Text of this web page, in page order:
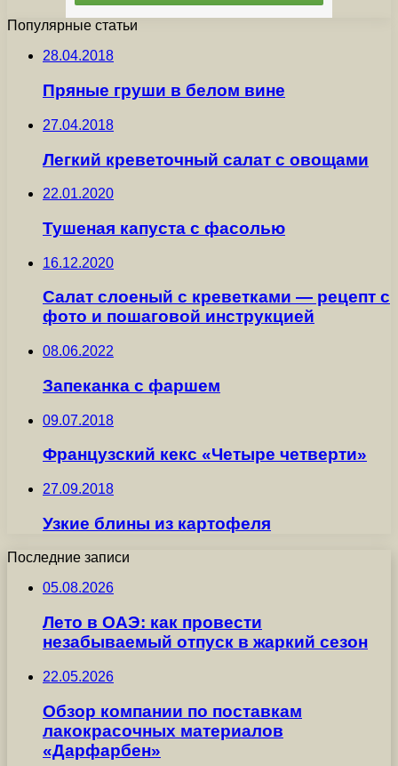
Популярные статьи
28.04.2018
Пряные груши в белом вине
27.04.2018
Легкий креветочный салат с овощами
22.01.2020
Тушеная капуста с фасолью
16.12.2020
Салат слоеный с креветками — рецепт с
фото и пошаговой инструкцией
08.06.2022
Запеканка с фаршем
09.07.2018
Французский кекс «Четыре четверти»
27.09.2018
Узкие блины из картофеля
Последние записи
05.08.2026
Лето в ОАЭ: как провести
незабываемый отпуск в жаркий сезон
22.05.2026
Обзор компании по поставкам
лакокрасочных материалов
«Дарфарбен»